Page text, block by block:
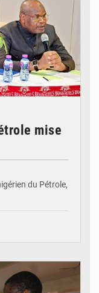
mise
du Pétrole,